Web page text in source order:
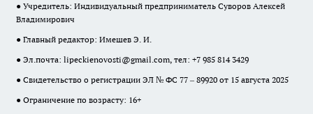
● Учредитель: Индивидуальный предприниматель Суворов Алексей
Владимирович
● Главный редактор: Имешев Э. И.
● Эл.почта: lipeckienovosti@gmail.com, тел: +7 985 814 3429
● Свидетельство о регистрации ЭЛ № ФС 77 – 89920 от 15 августа 2025
● Ограничение по возрасту: 16+